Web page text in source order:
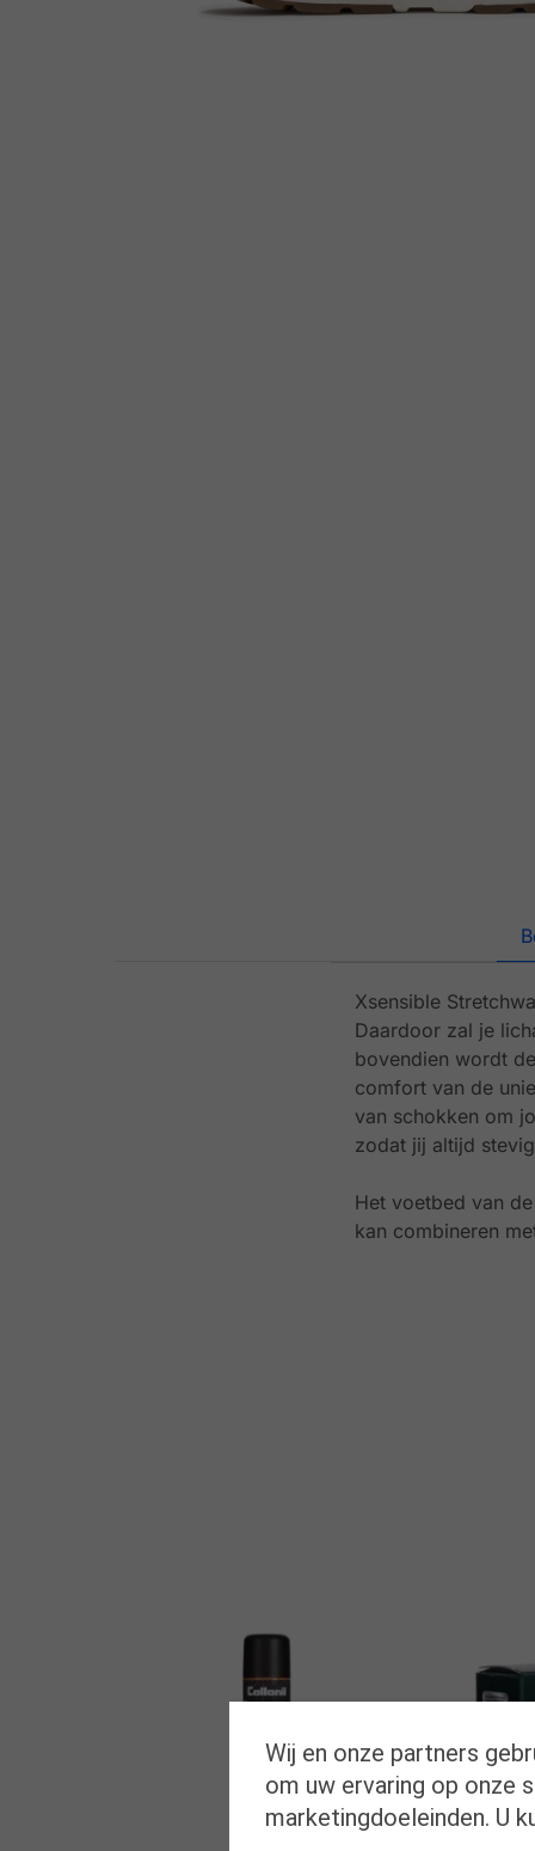
Xsensible
Daardoor zal je
bovendien wordt
comfort van de
van schokken om
zodat jij altijd
Het voetbed van
kan combineren
Wij en onze partners
om uw ervaring op onze
marketingdoeleinden. U